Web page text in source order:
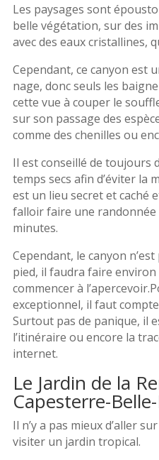
Les paysages sont
belle végétation, sur des
avec des eaux cristallines,
Cependant, ce canyon est
nage, donc seuls les
cette vue à couper le
sur son passage des
comme des chenilles ou
Il est conseillé de toujours
temps secs afin d’éviter la
est un lieu secret et caché
falloir faire une randonnée
minutes.
Cependant, le canyon
pied, il faudra faire environ
commencer à
exceptionnel, il faut
Surtout pas de panique, il
l’itinéraire ou encore la
internet.
Le Jardin de la
Capesterre-
Il n’y a pas mieux d’aller
visiter un jardin tropical.